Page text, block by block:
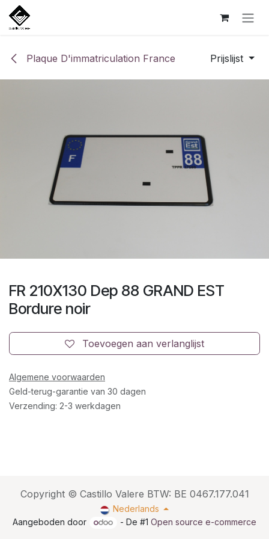
Overslaan naar inhoud
Plaque D'immatriculation France Prijslijst
FR 210X130 Dep 88 GRAND EST
Bordure noir
Toevoegen aan verlanglijst
Algemene voorwaarden
Geld-terug-garantie van 30 dagen
Verzending: 2-3 werkdagen
Copyright © Castillo Valere BTW: BE 0467.177.041
Nederlands
Aangeboden door
- De #1Open source e-commerce